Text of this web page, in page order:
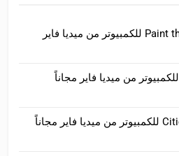
تحميل لعبة Paint the Town Red للكمبيوتر من ميديا فاير
تحميل لعبة Last Epoch للكمبيوتر من ميديا فاير مجاناً
تحميل لعبة Cities: Skylines للكمبيوتر من ميديا فاير مجاناً